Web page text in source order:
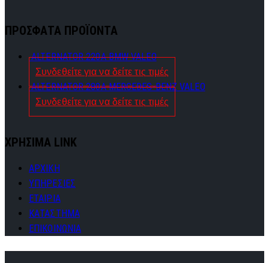
ΠΡΟΣΦΑΤΑ ΠΡΟΪΟΝΤΑ
ALTERNATOR 220A BMW VALEO
Συνδεθείτε για να δείτε τις τιμές
ALTERNATOR 280A MERCEDES-BENZ VALEO
Συνδεθείτε για να δείτε τις τιμές
ΧΡΗΣΙΜΑ LINK
ΑΡΧΙΚΗ
ΥΠΗΡΕΣΙΕΣ
ΕΤΑΙΡΙΑ
ΚΑΤΑΣΤΗΜΑ
ΕΠΙΚΟΙΝΩΝΙΑ